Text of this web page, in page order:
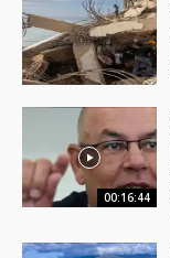
00:16:44